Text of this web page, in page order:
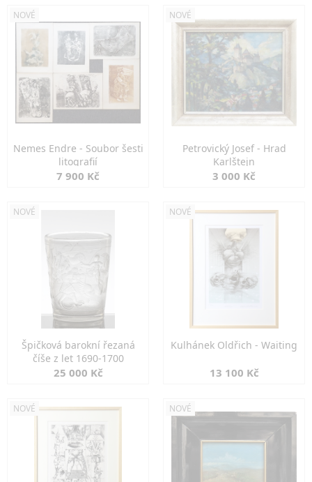
NOVÉ
Nemes Endre - Soubor šesti
litografií
7 900 Kč
NOVÉ
Petrovický Josef - Hrad
Karlštejn
3 000 Kč
NOVÉ
Špičková barokní řezaná
číše z let 1690-1700
25 000 Kč
NOVÉ
Kulhánek Oldřich - Waiting
13 100 Kč
NOVÉ NOVÉ